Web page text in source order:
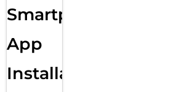
Smartphone
App
Installation